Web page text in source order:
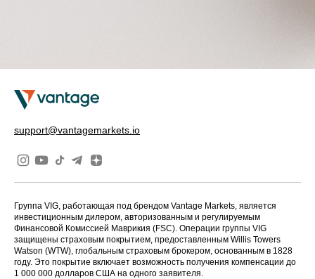
support@vantagemarkets.io
Группа VIG, работающая под брендом Vantage Markets, является
инвестиционным дилером, авторизованным и регулируемым
Финансовой Комиссией Маврикия (FSC). Операции группы VIG
защищены страховым покрытием, предоставленным Willis Towers
Watson (WTW), глобальным страховым брокером, основанным в 1828
году. Это покрытие включает возможность получения компенсации до
1 000 000 долларов США на одного заявителя.